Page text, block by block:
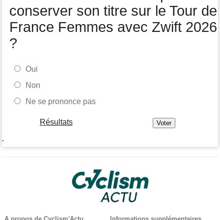
conserver son titre sur le Tour de
France Femmes avec Zwift 2026
?
Oui
Non
Ne se prononce pas
Résultats
-